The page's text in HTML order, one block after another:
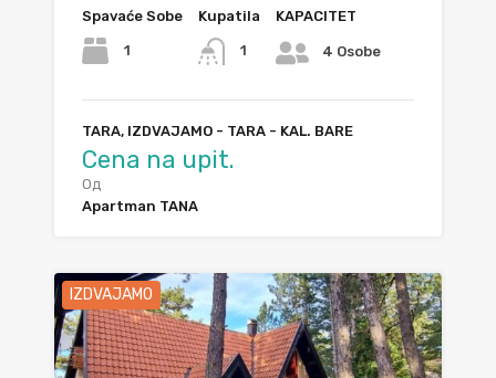
Spavaće Sobe
1
Kupatila
1
KAPACITET
4 Osobe
TARA, IZDVAJAMO - TARA - KAL. BARE
Cena na upit.
Од
Apartman TANA
IZDVAJAMO